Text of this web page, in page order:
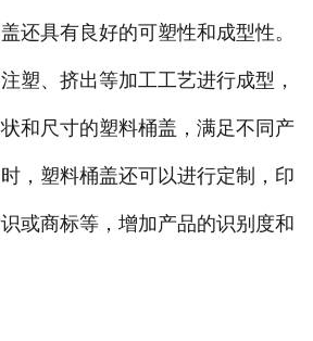
具有良好的可塑性和成型性。
塑、挤出等加工工艺进行成型，
和尺寸的塑料桶盖，满足不同产
，塑料桶盖还可以进行定制，印
或商标等，增加产品的识别度和